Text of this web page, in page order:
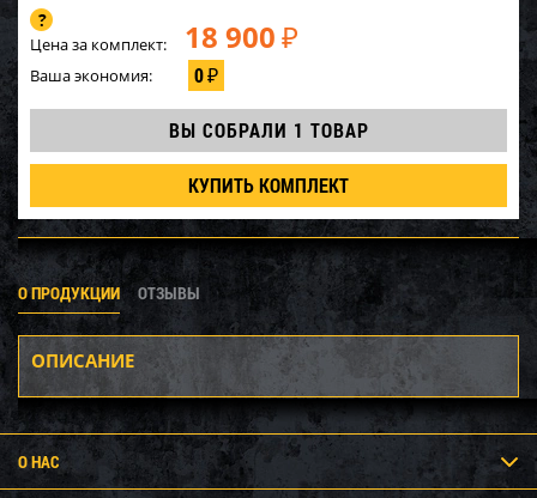
Цена за комплект: 18 900 ₽
Ваша экономия: 0₽
ВЫ СОБРАЛИ 1 ТОВАР
КУПИТЬ КОМПЛЕКТ
О ПРОДУКЦИИ ОТЗЫВЫ
ОПИСАНИЕ
О НАС